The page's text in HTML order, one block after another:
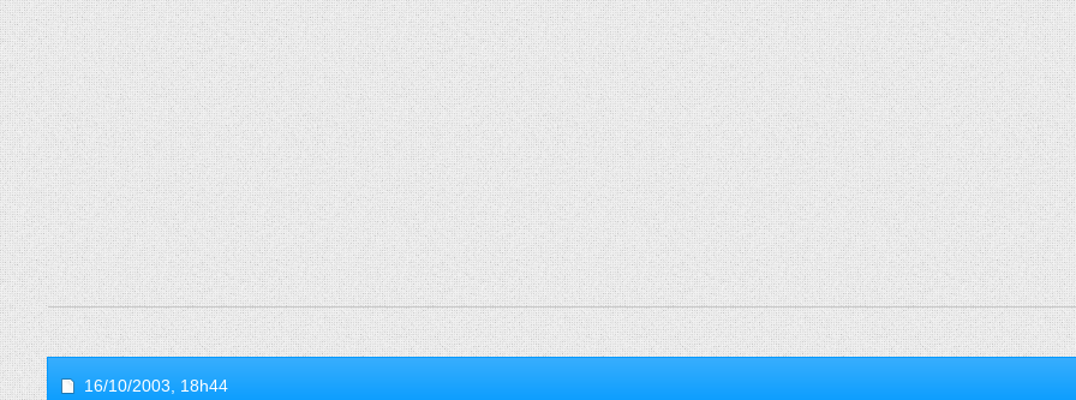
16/10/2003, 18h44